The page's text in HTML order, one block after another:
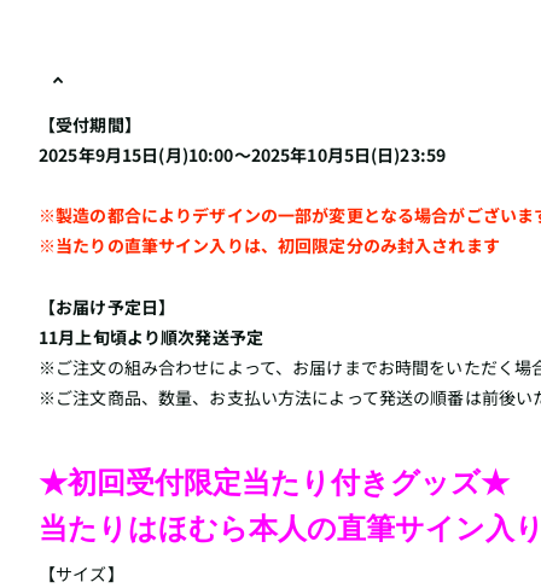
【受付期間】
2025年9月15日(月)10:00～2025年10月5日(日)23:59
※製造の都合によりデザインの一部が変更となる場合がございま
※当たりの直筆サイン入りは、初回限定分のみ封入されます
【お届け予定日】
11月上旬頃より順次発送予定
※ご注文の組み合わせによって、お届けまでお時間をいただく場
※ご注文商品、数量、お支払い方法によって発送の順番は前後い
★初回受付限定当たり付きグッズ★
当たりはほむら本人の直筆サイン入り
【サイズ】